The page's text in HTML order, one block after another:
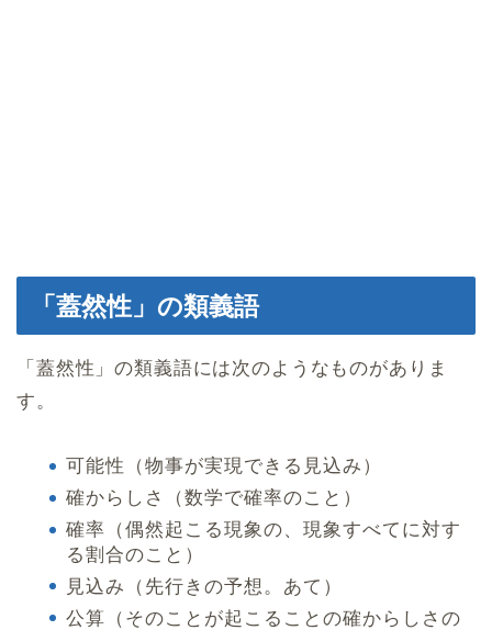
「蓋然性」の類義語
「蓋然性」の類義語には次のようなものがありま
す。
可能性（物事が実現できる見込み）
確からしさ（数学で確率のこと）
確率（偶然起こる現象の、現象すべてに対す
る割合のこと）
見込み（先行きの予想。あて）
公算（そのことが起こることの確からしさの